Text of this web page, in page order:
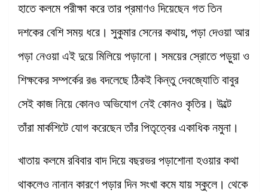
হাতে কলমে পরীক্ষা করে তার প্রমাণও দিয়েছেন গত তিন
দশকের বেশি সময় ধরে। সুকুমার সেনের কথায়, পড়া দেওয়া আর
পড়া নেওয়া এই দুয়ে মিলিয়ে পড়ানো। সময়ের স্রোতে পড়ুয়া ও
শিক্ষকের সম্পর্কের রঙ বদলেছে ঠিকই কিন্তু দেবজ্যোতি বাবুর
সেই কাজ নিয়ে কোনও অভিযোগ নেই কোনও কৃতির। উল্টে
তাঁরা মার্কশিটে যোগ করেছেন তাঁর পিতৃত্বের একাধিক নমুনা।
খাতায় কলমে রবিবার বাদ দিয়ে বছরভর পড়াশোনা হওয়ার কথা
থাকলেও নানান কারণে পড়ার দিন সংখা কমে যায় স্কুলে। থেকে